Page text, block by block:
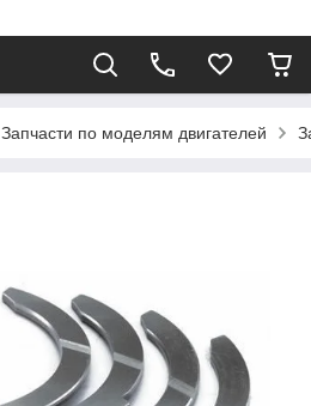
Запчасти по моделям двигателей